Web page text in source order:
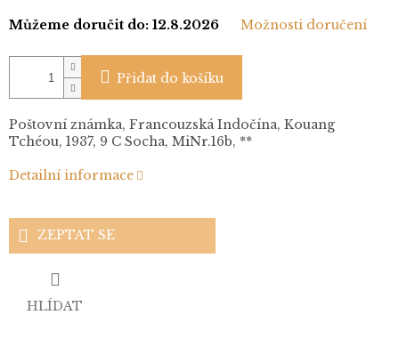
Můžeme doručit do: 12.8.2026 Možnosti doručení
Přidat do košíku
Poštovní známka, Francouzská Indočína, Kouang
Tchéou, 1937, 9 C Socha, MiNr.16b, **
Detailní informace
ZEPTAT SE
HLÍDAT